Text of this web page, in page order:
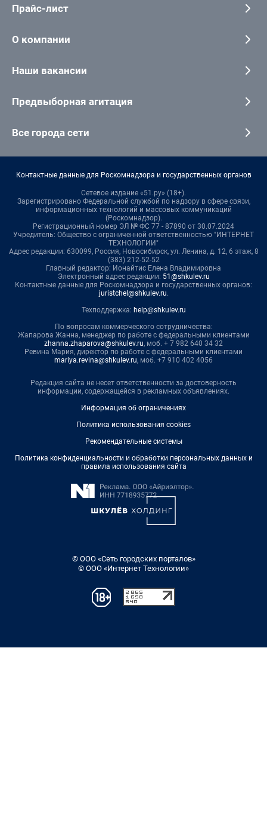
Прайс-лист
О компании
Наши вакансии
Предвыборная агитация
Все города сети
Контактные данные для Роскомнадзора и государственных органов
Сетевое издание «51.ру» (18+).
Зарегистрировано Федеральной службой по надзору в сфере связи,
информационных технологий и массовых коммуникаций
(Роскомнадзор).
Регистрационный номер ЭЛ № ФС 77 - 87890 от 30.07.2024
Учредитель: Общество с ограниченной ответственностью "ИНТЕРНЕТ
ТЕХНОЛОГИИ"
Адрес редакции: 630099, Россия, Новосибирск, ул. Ленина, д. 12, 6 этаж, 8
(383) 212-52-52
Главный редактор: Ионайтис Елена Владимировна
Электронный адрес редакции: 51@shkulev.ru
Контактные данные для Роскомнадзора и государственных органов:
juristchel@shkulev.ru.
Техподдержка: help@shkulev.ru
По вопросам коммерческого сотрудничества:
Жапарова Жанна, менеджер по работе с федеральными клиентами
zhanna.zhaparova@shkulev.ru, моб. + 7 982 640 34 32
Ревина Мария, директор по работе с федеральными клиентами
mariya.revina@shkulev.ru, моб. +7 910 402 4056
Редакция сайта не несет ответственности за достоверность
информации, содержащейся в рекламных объявлениях.
Информация об ограничениях
Политика использования cookies
Рекомендательные системы
Политика конфиденциальности и обработки персональных данных и
правила использования сайта
© ООО «Сеть городских порталов»
© ООО «Интернет Технологии»